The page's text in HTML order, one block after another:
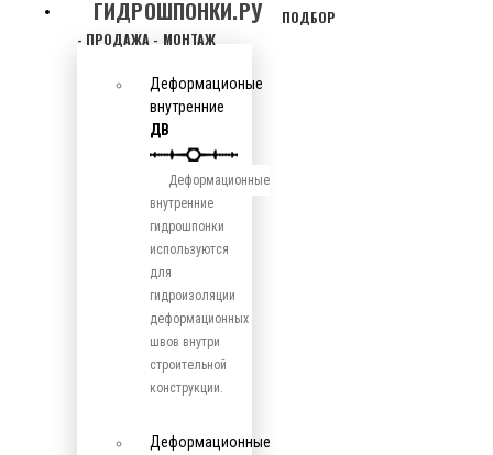
ГИДРОШПОНКИ.РУ
ПОДБОР
- ПРОДАЖА - МОНТАЖ
Деформационые
внутренние
ДВ
Деформационные
внутренние
гидрошпонки
используются
для
гидроизоляции
деформационных
швов внутри
строительной
конструкции.
Деформационные